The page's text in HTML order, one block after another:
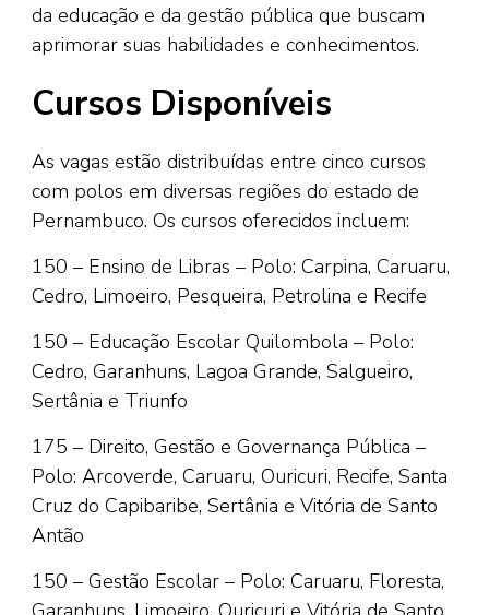
da educação e da gestão pública que buscam
aprimorar suas habilidades e conhecimentos.
Cursos Disponíveis
As vagas estão distribuídas entre cinco cursos
com polos em diversas regiões do estado de
Pernambuco. Os cursos oferecidos incluem:
150 – Ensino de Libras – Polo: Carpina, Caruaru,
Cedro, Limoeiro, Pesqueira, Petrolina e Recife
150 – Educação Escolar Quilombola – Polo:
Cedro, Garanhuns, Lagoa Grande, Salgueiro,
Sertânia e Triunfo
175 – Direito, Gestão e Governança Pública –
Polo: Arcoverde, Caruaru, Ouricuri, Recife, Santa
Cruz do Capibaribe, Sertânia e Vitória de Santo
Antão
150 – Gestão Escolar – Polo: Caruaru, Floresta,